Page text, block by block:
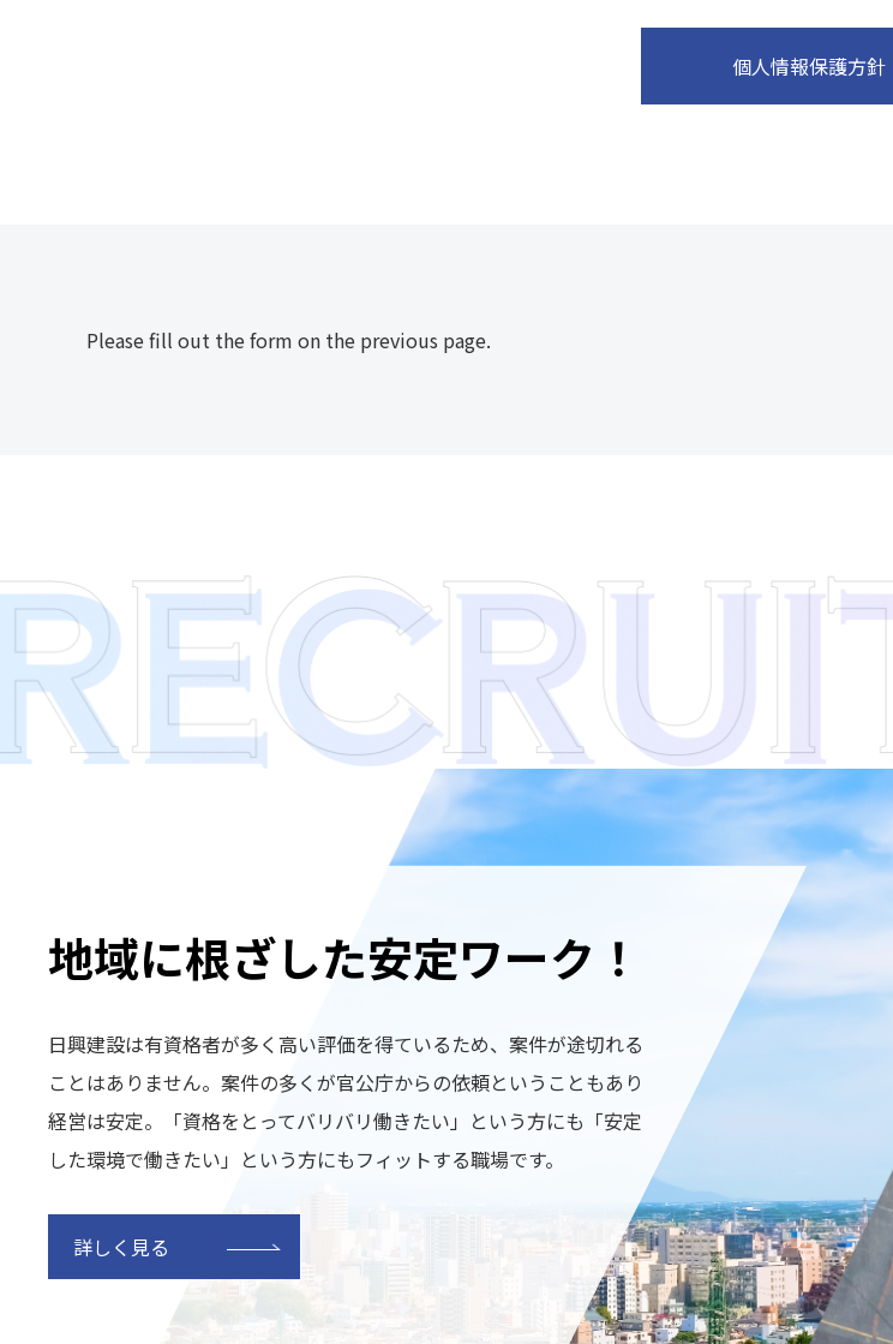
個人情報保護方針
Please fill out the form on the previous page.
地域に根ざした安定ワーク！
日興建設は有資格者が多く高い評価を得ているため、案件が途切れる
ことはありません。案件の多くが官公庁からの依頼ということもあり
経営は安定。「資格をとってバリバリ働きたい」という方にも「安定
した環境で働きたい」という方にもフィットする職場です。
詳しく見る